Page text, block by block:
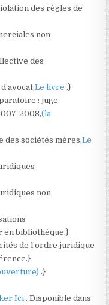
des règles de
non
des
Le livre .}
: juge
2008,(la
des sociétés mères,Le
non
en bibliothèque.}
de l’ordre juridique
.}
Ici . Disponible dans